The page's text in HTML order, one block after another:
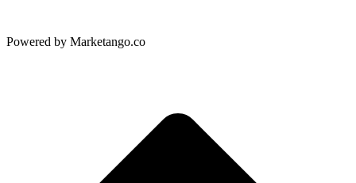
Powered by Marketango.co